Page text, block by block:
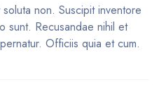
non. Suscipit inventore
sunt. Recusandae nihil et
Officiis quia et cum.